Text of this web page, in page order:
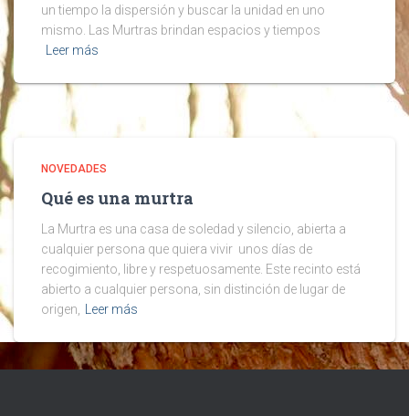
un tiempo la dispersión y buscar la unidad en uno
mismo. Las Murtras brindan espacios y tiempos
Leer más
NOVEDADES
Qué es una murtra
La Murtra es una casa de soledad y silencio, abierta a
cualquier persona que quiera vivir unos días de
recogimiento, libre y respetuosamente. Este recinto está
abierto a cualquier persona, sin distinción de lugar de
origen,
Leer más